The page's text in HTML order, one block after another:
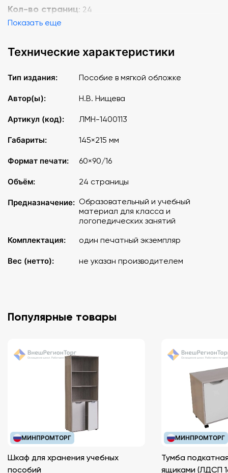
Кол-во страниц: 24
Показать еще
Технические характеристики
Тип издания: Пособие в мягкой обложке
Автор(ы): Н.В. Нищева
Артикул (код): ЛМН-1400113
Габариты: 145×215 мм
Формат печати: 60×90/16
Объём: 24 страницы
Предназначение: Образовательный и учебный
материал для класса и
логопедических занятий
Комплектация:
один печатный экземпляр
Вес (нетто): не указан производителем
Популярные товары
МИНПРОМТОРГ
Шкаф для хранения учебных
пособий
МИНПРОМТОРГ
Тумба
ящиками